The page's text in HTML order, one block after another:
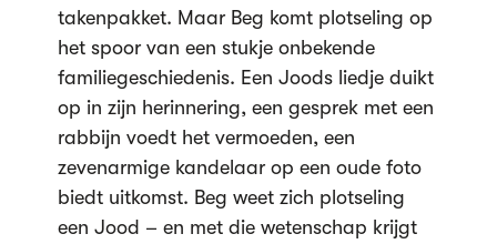
takenpakket. Maar Beg komt plotseling op
het spoor van een stukje onbekende
familiegeschiedenis. Een Joods liedje duikt
op in zijn herinnering, een gesprek met een
rabbijn voedt het vermoeden, een
zevenarmige kandelaar op een oude foto
biedt uitkomst. Beg weet zich plotseling
een Jood – en met die wetenschap krijgt